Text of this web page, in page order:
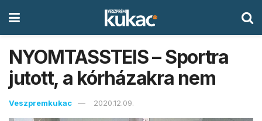
NYOMTASSTEIS – Sportra
jutott, a kórházakra nem
Veszpremkukac 2020.12.09.